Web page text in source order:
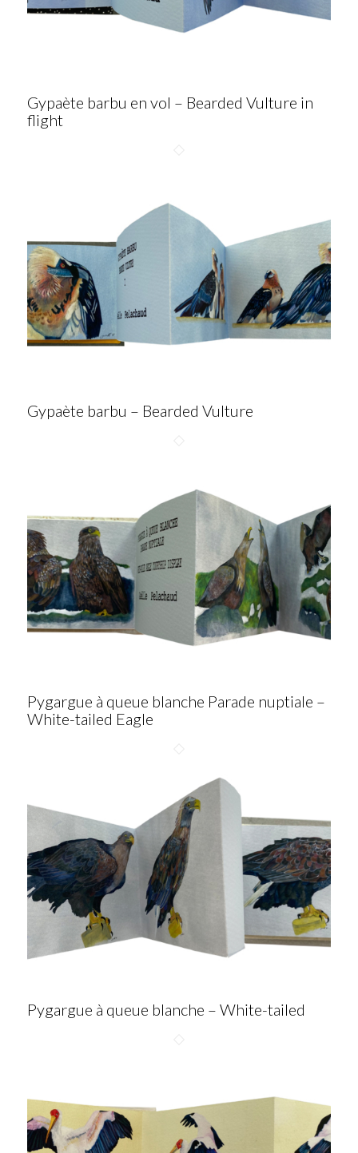
Gypaète barbu en vol – Bearded Vulture in
flight
Gypaète barbu – Bearded Vulture
Pygargue à queue blanche Parade nuptiale –
White-tailed Eagle
Pygargue à queue blanche – White-tailed